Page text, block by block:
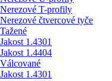
Nerezové T-profily
Nerezové čtvercové tyče
Tažené
Jakost 1.4301
Jakost 1.4404
Válcované
Jakost 1.4301